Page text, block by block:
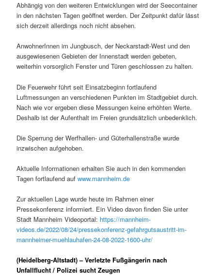
Abhängig von den weiteren Entwicklungen wird der Seecontainer
in den nächsten Tagen geöffnet werden. Der Zeitpunkt dafür lässt
sich derzeit allerdings noch nicht absehen.
AnwohnerInnen im Jungbusch, der Neckarstadt-West und den
ausgewiesenen Gebieten der Innenstadt werden gebeten,
weiterhin vorsorglich Fenster und Türen geschlossen zu halten.
Die Feuerwehr führt seit Einsatzbeginn fortlaufend
Luftmessungen an verschiedenen Punkten im Stadtgebiet durch.
Nach wie vor ergeben diese Messungen keine erhöhten Werte.
Deshalb ist der Aufenthalt im Freien grundsätzlich unbedenklich.
Die Sperrung der Werfhallen- und Güterhallenstraße wurde
inzwischen aufgehoben.
Aktuelle Informationen erhalten Sie auch in den kommenden
Tagen fortlaufend aufwww.mannheim.de
Zur aktuellen Lage wurde heute im Rahmen einer
Pressekonferenz informiert. Ein Video davon finden Sie unter
Stadt Mannheim Videoportal: https://mannheim-
videos.de/2022/08/24/pressekonferenz-gefahrgutsaustritt-im-
mannheimer-muehlauhafen-24-08-2022-1600-uhr/
(Heidelberg-Altstadt) – Verletzte Fußgängerin nach
Unfallflucht / Polizei sucht Zeugen